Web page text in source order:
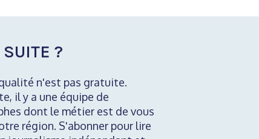
?
n'est pas gratuite.
il y a une équipe de
dont le métier est de vous
région. S'abonner pour lire